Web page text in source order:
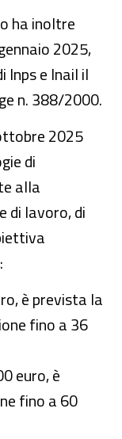
ha inoltre
2025,
Inps e Inail il
n. 388/2000.
2025
di
alla
di lavoro, di
è prevista la
fino a 36
euro, è
fino a 60